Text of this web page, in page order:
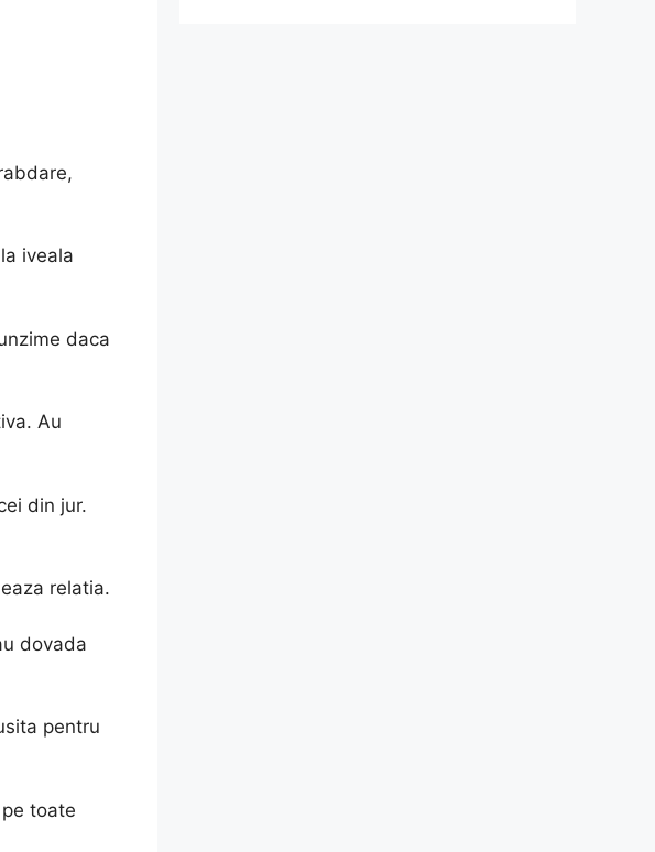
iveala
daca
Au
din jur.
relatia.
dovada
pentru
toate